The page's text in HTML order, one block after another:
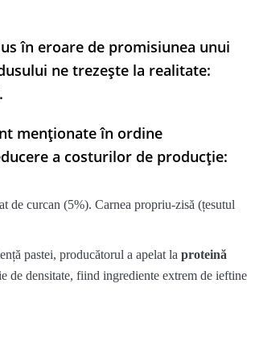
în eroare de promisiunea unui
ne trezește la realitate:
.
menționate în ordine
a costurilor de producție:
de curcan (5%). Carnea propriu-zisă (țesutul
pastei, producătorul a apelat la proteină
de densitate, fiind ingrediente extrem de ieftine